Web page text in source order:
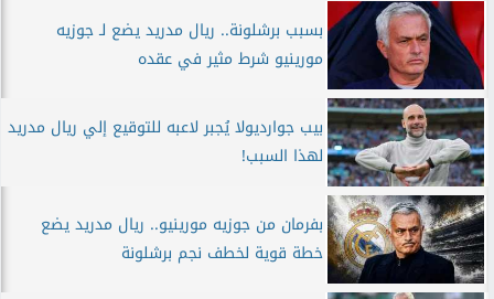
بسبب برشلونة.. ريال مدريد يضع لـ جوزيه
مورينيو شرط مثير في عقده
بيب جوارديولا يُجبر لاعبه للتوقيع إلي ريال مدريد
لهذا السبب!
بفرمان من جوزيه مورينيو.. ريال مدريد يضع
خطة قوية لخطف نجم برشلونة